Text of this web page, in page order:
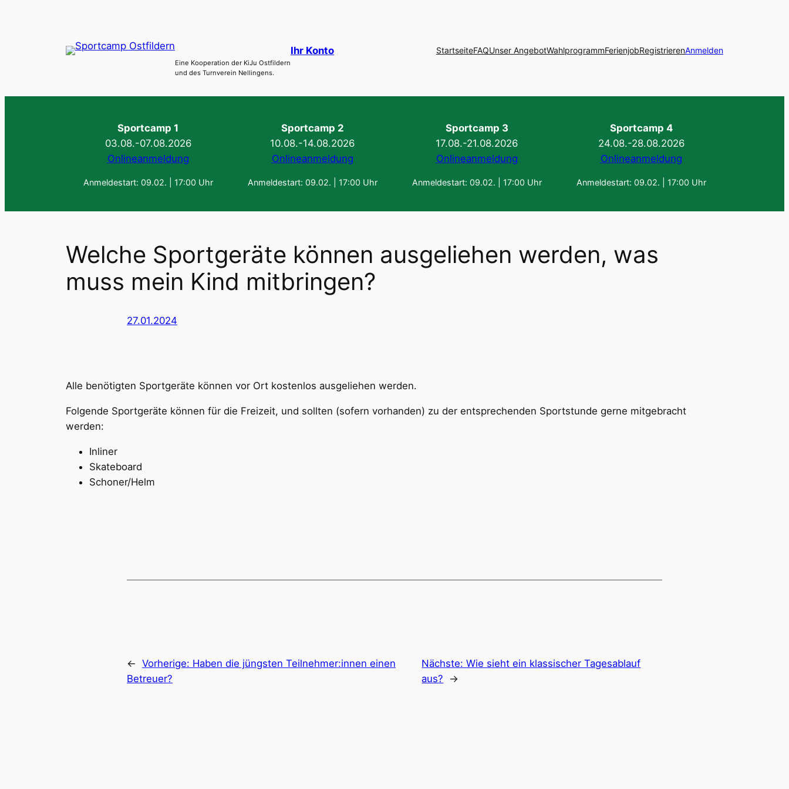
Eine Kooperation der KiJu Ostfildern
und des Turnverein Nellingens.
Ihr Konto StartseiteFAQUnser AngebotWahlprogrammFerienjobRegistrierenAnmelden
Sportcamp 1
03.08.-07.08.2026
Onlineanmeldung
Anmeldestart: 09.02. | 17:00 Uhr
Sportcamp 2
10.08.-14.08.2026
Onlineanmeldung
Anmeldestart: 09.02. | 17:00 Uhr
Sportcamp 3
17.08.-21.08.2026
Onlineanmeldung
Anmeldestart: 09.02. | 17:00 Uhr
Sportcamp 4
24.08.-28.08.2026
Onlineanmeldung
Anmeldestart: 09.02. | 17:00 Uhr
Welche Sportgeräte können ausgeliehen werden, was
muss mein Kind mitbringen?
27.01.2024
Alle benötigten Sportgeräte können vor Ort kostenlos ausgeliehen werden.
Folgende Sportgeräte können für die Freizeit, und sollten (sofern vorhanden) zu der entsprechenden Sportstunde gerne mitgebracht
werden:
Inliner
Skateboard
Schoner/Helm
← Vorherige: Haben die jüngsten Teilnehmer:innen einen
Betreuer?
Nächste:Wie sieht ein klassischer Tagesablauf
aus?
→